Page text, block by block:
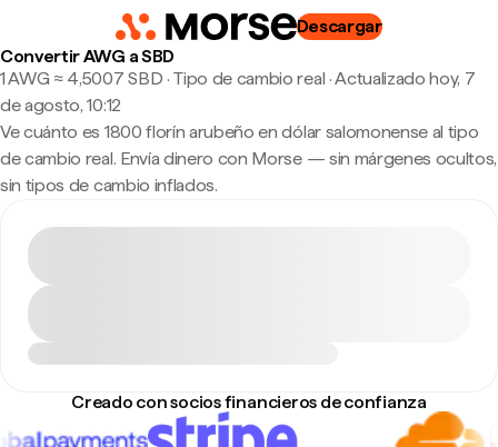
Descargar
Convertir AWG a SBD
1 AWG ≈ 4,5007 SBD · Tipo de cambio real ·Actualizado hoy, 7
de agosto, 10:12
Ve cuánto es 1800 florín arubeño en dólar salomonense al tipo
de cambio real. Envía dinero con Morse — sin márgenes ocultos,
sin tipos de cambio inflados.
Creado con socios financieros de confianza